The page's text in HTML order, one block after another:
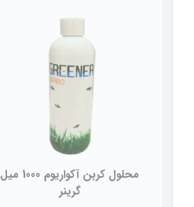
محلول کربن آکواریوم 1000 میل
گرینر